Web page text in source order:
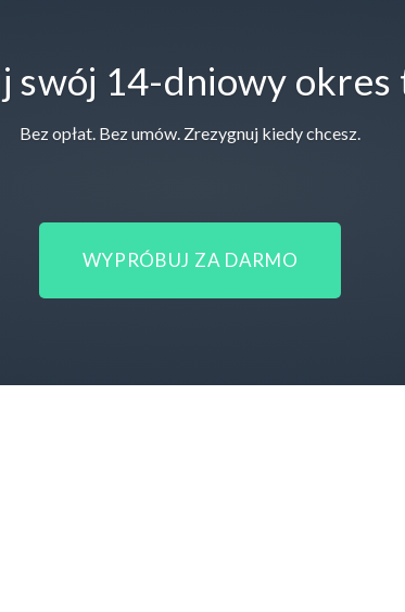
swój 14-dniowy
Bez opłat. Bez umów. Zrezygnuj kiedy chcesz.
WYPRÓBUJ ZA DARMO